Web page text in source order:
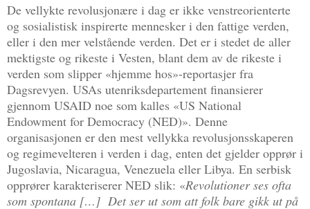
De vellykte revolusjonære i dag er ikke venstreorienterte
og sosialistisk inspirerte mennesker i den fattige verden,
eller i den mer velstående verden. Det er i stedet de aller
mektigste og rikeste i Vesten, blant dem av de rikeste i
verden som slipper «hjemme hos»-reportasjer fra
Dagsrevyen. USAs utenriksdepartement finansierer
gjennom USAID noe som kalles «US National
Endowment for Democracy (NED)». Denne
organisasjonen er den mest vellykka revolusjonsskaperen
og regimevelteren i verden i dag, enten det gjelder opprør i
Jugoslavia, Nicaragua, Venezuela eller Libya. En serbisk
opprører karakteriserer NED slik: «Revolutioner ses ofta
som spontana […] Det ser ut som att folk bare gikk ut på